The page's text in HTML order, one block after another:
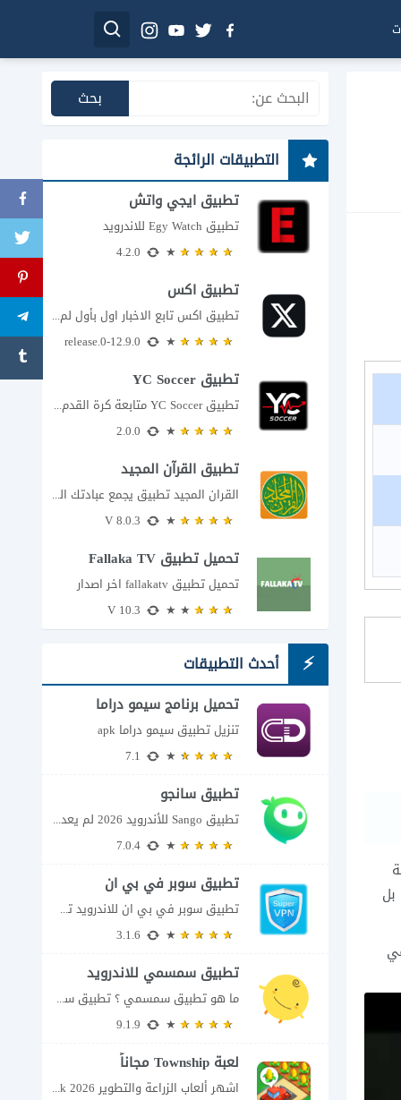
بل
التطبيقات الرائجة
تطبيق ايجي واتش
تطبيق Egy Watch للاندرويد
تطبيق اكس
تطبيق اكس تابع الاخبار اول بأول لم يعد تطبيق X، المعروف سابقا باسم تويتر،...
تطبيق YC Soccer
تطبيق YC Soccer متابعة كرة القدم لحظة بلحظة مع اقتراب مباراة مصر والأرجنتين في...
تطبيق القرآن المجيد
القران المجيد تطبيق يجمع عبادتك اليومية في مكان واحد إذا كنت تبحث عن تطبيق...
تحميل تطبيق Fallaka TV
تحميل تطبيق fallakatv اخر اصدار
أحدث التطبيقات
تحميل برنامج سيمو دراما
للاندرويد
تنزيل تطبيق سيمو دراما apk
تطبيق سانجو
تطبيق Sango للأندرويد 2026 لم يعد تطبيق سانجو Sango مجرد مساحة لإرسال الرسائل أو...
تطبيق سوبر في بي ان
تطبيق سوبر في بي ان للاندرويد تطبيق سوبر في بي ان من تطبيقات الشبكات...
تطبيق سمسمي للاندرويد
ما هو تطبيق سمسمي ؟ تطبيق سمسمي للاندرويد SimSimi هو برنامج دردشة افتراضية يسمح...
لعبة Township مجاناً
اشهر ألعاب الزراعة والتطوير Township apk 2026 إذا كنت تحب ألعاب الزراعة وبناء المدن،...